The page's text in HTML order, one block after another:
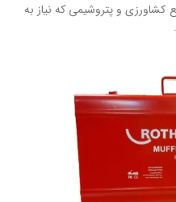
کشاورزی و پتروشیمی که نیاز به